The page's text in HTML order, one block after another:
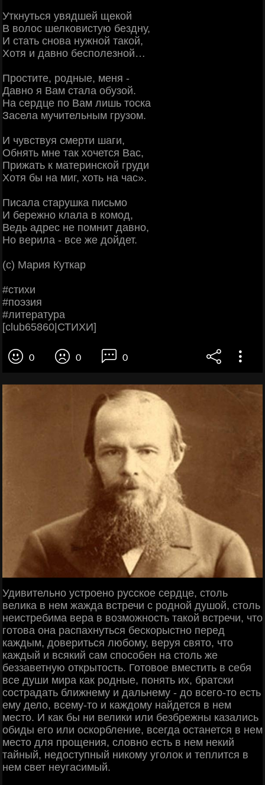
Уткнуться увядшей щекой
В волос шелковистую бездну,
И стать снова нужной такой,
Хотя и давно бесполезной…
Простите, родные, меня -
Давно я Вам стала обузой.
На сердце по Вам лишь тоска
Засела мучительным грузом.
И чувствуя смерти шаги,
Обнять мне так хочется Вас,
Прижать к материнской груди
Хотя бы на миг, хоть на час».
Писала старушка письмо
И бережно клала в комод,
Ведь адрес не помнит давно,
Но верила - все же дойдет.
(с) Мария Куткар
#стихи
#поэзия
#литература
[club65860|СТИХИ]
0 0 0
Удивительно устроено русское сердце, столь
велика в нем жажда встречи с родной душой, столь
неистребима вера в возможность такой встречи, что
готова она распахнуться бескорыстно перед
каждым, довериться любому, веруя свято, что
каждый и всякий сам способен на столь же
беззаветную открытость. Готовое вместить в себя
все души мира как родные, понять их, братски
сострадать ближнему и дальнему - до всего-то есть
ему дело, всему-то и каждому найдется в нем
место. И как бы ни велики или безбрежны казались
обиды его или оскорбление, всегда останется в нем
место для прощения, словно есть в нем некий
тайный, недоступный никому уголок и теплится в
нем свет неугасимый.